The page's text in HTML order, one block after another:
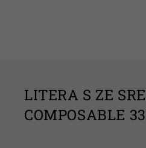
LITERA S ZE
COMPOSABLE